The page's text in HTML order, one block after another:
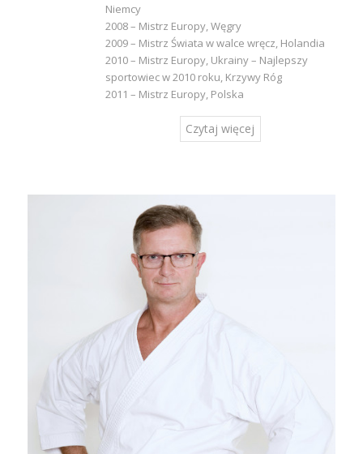
Niemcy
2008 – Mistrz Europy, Węgry
2009 – Mistrz Świata w walce wręcz, Holandia
2010 – Mistrz Europy, Ukrainy – Najlepszy
sportowiec w 2010 roku, Krzywy Róg
2011 – Mistrz Europy, Polska
Czytaj więcej